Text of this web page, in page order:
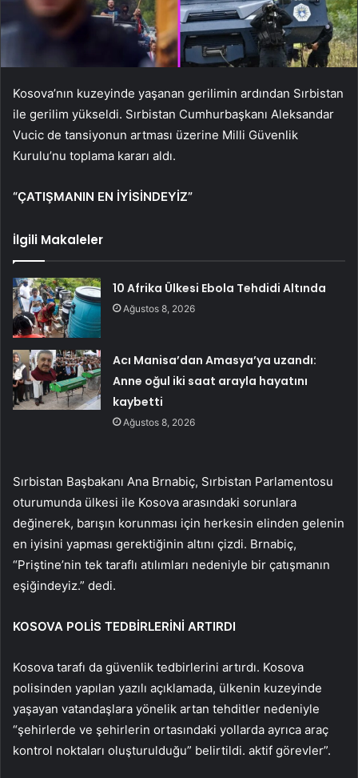
Kosova’nın kuzeyinde yaşanan gerilimin ardından Sırbistan
ile gerilim yükseldi. Sırbistan Cumhurbaşkanı Aleksandar
Vucic de tansiyonun artması üzerine Milli Güvenlik
Kurulu’nu toplama kararı aldı.
“ÇATIŞMANIN EN İYİSİNDEYİZ”
İlgili Makaleler
10 Afrika Ülkesi Ebola Tehdidi Altında
Ağustos 8, 2026
Acı Manisa’dan Amasya’ya uzandı:
Anne oğul iki saat arayla hayatını
kaybetti
Ağustos 8, 2026
Sırbistan Başbakanı Ana Brnabiç, Sırbistan Parlamentosu
oturumunda ülkesi ile Kosova arasındaki sorunlara
değinerek, barışın korunması için herkesin elinden gelenin
en iyisini yapması gerektiğinin altını çizdi. Brnabiç,
“Priştine’nin tek taraflı atılımları nedeniyle bir çatışmanın
eşiğindeyiz.” dedi.
KOSOVA POLİS TEDBİRLERİNİ ARTIRDI
Kosova tarafı da güvenlik tedbirlerini artırdı. Kosova
polisinden yapılan yazılı açıklamada, ülkenin kuzeyinde
yaşayan vatandaşlara yönelik artan tehditler nedeniyle
“şehirlerde ve şehirlerin ortasındaki yollarda ayrıca araç
kontrol noktaları oluşturulduğu” belirtildi. aktif görevler”.